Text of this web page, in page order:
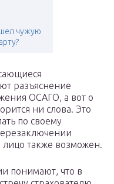
чужую
разъяснение
ОСАГО, а вот о
ни слова. Это
по своему
лицо также возможен.
понимают, что в